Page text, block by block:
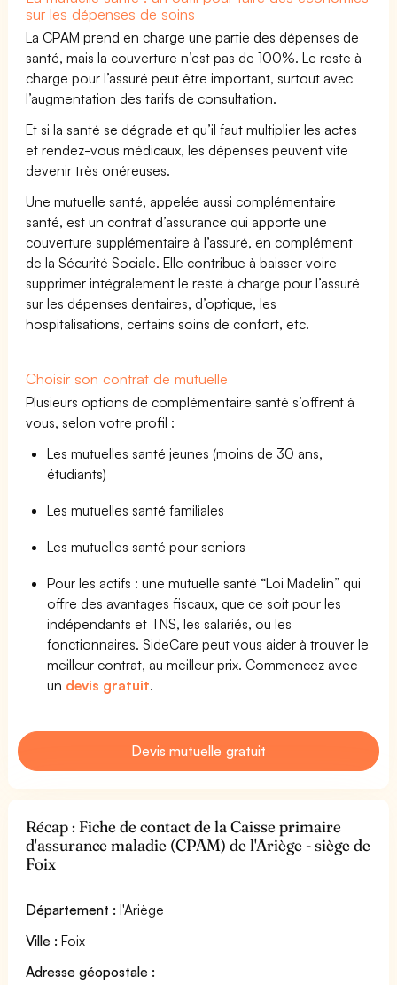
sur les dépenses de soins
La CPAM prend en charge une partie des dépenses de
santé, mais la couverture n’est pas de 100%. Le reste à
charge pour l’assuré peut être important, surtout avec
l’augmentation des tarifs de consultation.
Et si la santé se dégrade et qu’il faut multiplier les actes
et rendez-vous médicaux, les dépenses peuvent vite
devenir très onéreuses.
Une mutuelle santé, appelée aussi complémentaire
santé, est un contrat d’assurance qui apporte une
couverture supplémentaire à l’assuré, en complément
de la Sécurité Sociale. Elle contribue à baisser voire
supprimer intégralement le reste à charge pour l’assuré
sur les dépenses dentaires, d’optique, les
hospitalisations, certains soins de confort, etc.
Choisir son contrat de mutuelle
Plusieurs options de complémentaire santé s’offrent à
vous, selon votre profil :
Les mutuelles santé jeunes (moins de 30 ans,
étudiants)
Les mutuelles santé familiales
Les mutuelles santé pour seniors
Pour les actifs : une mutuelle santé “Loi Madelin” qui
offre des avantages fiscaux, que ce soit pour les
indépendants et TNS, les salariés, ou les
fonctionnaires. SideCare peut vous aider à trouver le
meilleur contrat, au meilleur prix. Commencez avec
un devis gratuit.
Devis mutuelle gratuit
Récap : Fiche de contact de la Caisse primaire
d'assurance maladie (CPAM) de l'Ariège - siège de
Foix
Département : l'Ariège
Ville : Foix
Adresse géopostale :